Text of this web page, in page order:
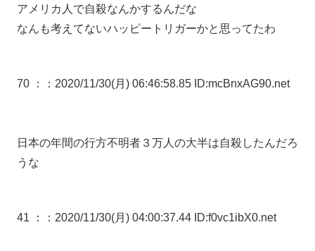
アメリカ人で自殺なんかするんだな
なんも考えてないハッピートリガーかと思ってたわ
70 ： ：2020/11/30(月) 06:46:58.85 ID:mcBnxAG90.net
日本の年間の行方不明者３万人の大半は自殺したんだろ
うな
41 ： ：2020/11/30(月) 04:00:37.44 ID:f0vc1ibX0.net